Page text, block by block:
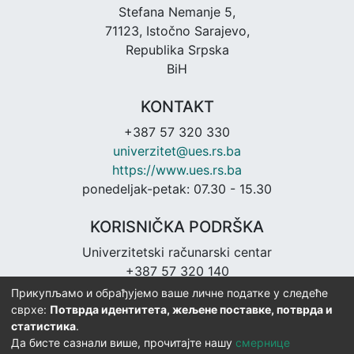
Stefana Nemanje 5,
71123, Istočno Sarajevo,
Republika Srpska
BiH
KONTAKT
+387 57 320 330
univerzitet@ues.rs.ba
https://www.ues.rs.ba
ponedeljak-petak: 07.30 - 15.30
KORISNIČKA PODRŠKA
Univerzitetski računarski centar
+387 57 320 140
urc@ues.rs.ba
https://urc.ues.rs.ba
Прикупљамо и обрађујемо ваше личне податке у следеће
сврхе: Потврда идентитета, жељене поставке, потврда и
статистика.
Да бисте сазнали више, прочитајте нашу смернице